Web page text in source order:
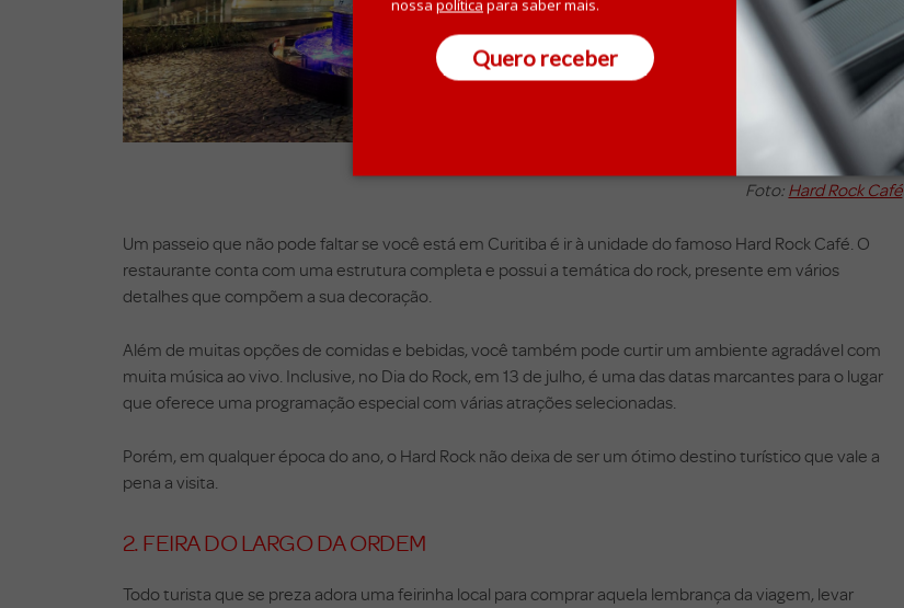
nossa política para saber mais.
Quero receber
Foto: Hard Rock Café
Um passeio que não pode faltar se você está em Curitiba é ir à unidade do famoso Hard Rock Café. O
restaurante conta com uma estrutura completa e possui a temática do rock, presente em vários
detalhes que compõem a sua decoração.
Além de muitas opções de comidas e bebidas, você também pode curtir um ambiente agradável com
muita música ao vivo. Inclusive, no Dia do Rock, em 13 de julho, é uma das datas marcantes para o lugar
que oferece uma programação especial com várias atrações selecionadas.
Porém, em qualquer época do ano, o Hard Rock não deixa de ser um ótimo destino turístico que vale a
pena a visita.
2. FEIRA DO LARGO DA ORDEM
Todo turista que se preza adora uma feirinha local para comprar aquela lembrança da viagem, levar